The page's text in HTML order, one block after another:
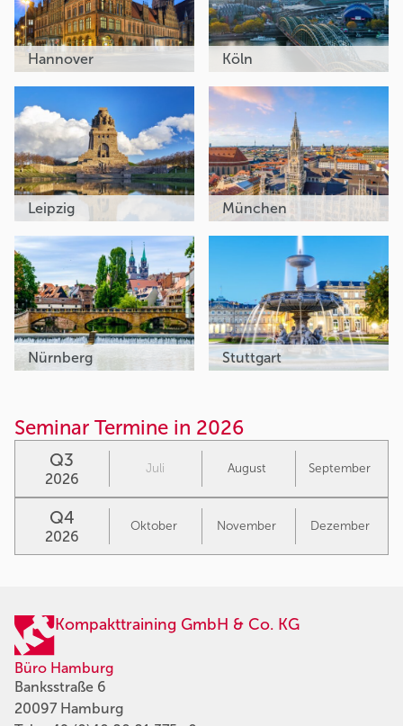
Hannover Köln
Leipzig München
Nürnberg Stuttgart
Seminar Termine in 2026
Q3
2026
Juli August September
Q4
2026
Oktober November Dezember
Kompakttraining GmbH & Co. KG
Büro Hamburg
Banksstraße 6
20097 Hamburg